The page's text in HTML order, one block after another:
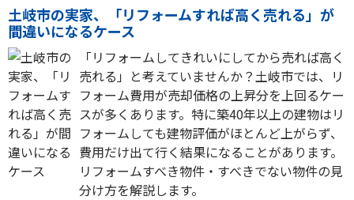
土岐市の実家、「リフォームすれば高く売れる」が
間違いになるケース
「リフォームしてきれいにしてから売れば高く
売れる」と考えていませんか？土岐市では、リ
フォーム費用が売却価格の上昇分を上回るケー
スが多くあります。特に築40年以上の建物はリ
フォームしても建物評価がほとんど上がらず、
費用だけ出て行く結果になることがあります。
リフォームすべき物件・すべきでない物件の見
分け方を解説します。